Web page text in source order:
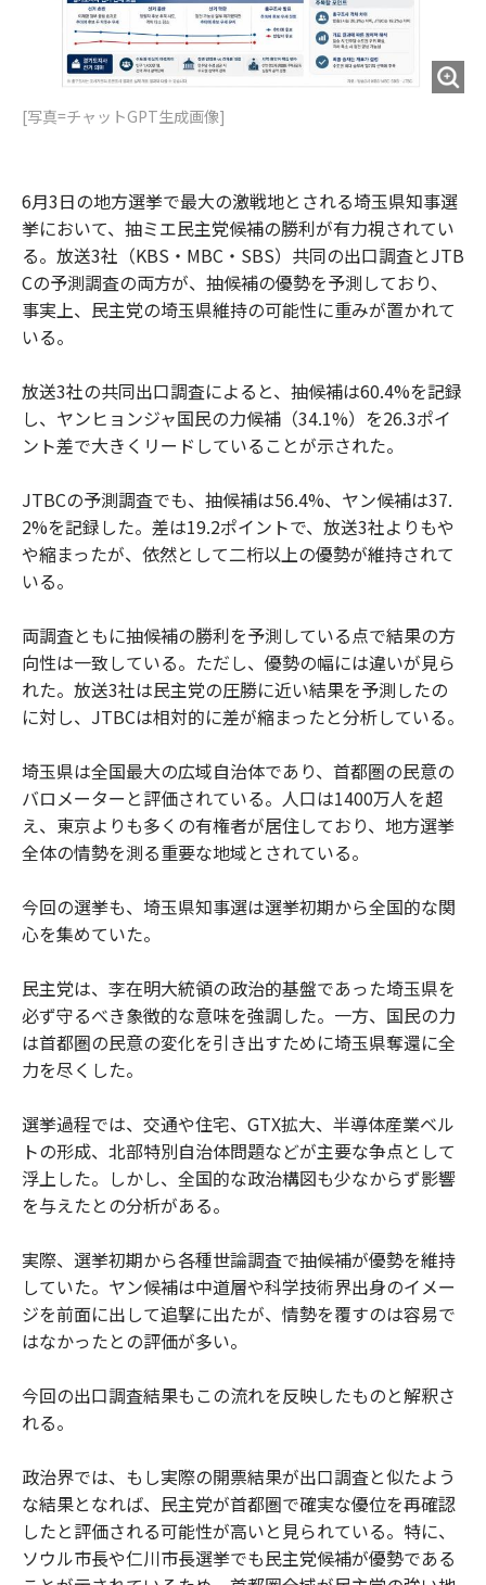
[写真=チャットGPT生成画像]
6月3日の地方選挙で最大の激戦地とされる埼玉県知事選
挙において、抽ミエ民主党候補の勝利が有力視されてい
る。放送3社（KBS・MBC・SBS）共同の出口調査とJTB
Cの予測調査の両方が、抽候補の優勢を予測しており、
事実上、民主党の埼玉県維持の可能性に重みが置かれて
いる。
放送3社の共同出口調査によると、抽候補は60.4%を記録
し、ヤンヒョンジャ国民の力候補（34.1%）を26.3ポイ
ント差で大きくリードしていることが示された。
JTBCの予測調査でも、抽候補は56.4%、ヤン候補は37.
2%を記録した。差は19.2ポイントで、放送3社よりもや
や縮まったが、依然として二桁以上の優勢が維持されて
いる。
両調査ともに抽候補の勝利を予測している点で結果の方
向性は一致している。ただし、優勢の幅には違いが見ら
れた。放送3社は民主党の圧勝に近い結果を予測したの
に対し、JTBCは相対的に差が縮まったと分析している。
埼玉県は全国最大の広域自治体であり、首都圏の民意の
バロメーターと評価されている。人口は1400万人を超
え、東京よりも多くの有権者が居住しており、地方選挙
全体の情勢を測る重要な地域とされている。
今回の選挙も、埼玉県知事選は選挙初期から全国的な関
心を集めていた。
民主党は、李在明大統領の政治的基盤であった埼玉県を
必ず守るべき象徴的な意味を強調した。一方、国民の力
は首都圏の民意の変化を引き出すために埼玉県奪還に全
力を尽くした。
選挙過程では、交通や住宅、GTX拡大、半導体産業ベル
トの形成、北部特別自治体問題などが主要な争点として
浮上した。しかし、全国的な政治構図も少なからず影響
を与えたとの分析がある。
実際、選挙初期から各種世論調査で抽候補が優勢を維持
していた。ヤン候補は中道層や科学技術界出身のイメー
ジを前面に出して追撃に出たが、情勢を覆すのは容易で
はなかったとの評価が多い。
今回の出口調査結果もこの流れを反映したものと解釈さ
れる。
政治界では、もし実際の開票結果が出口調査と似たよう
な結果となれば、民主党が首都圏で確実な優位を再確認
したと評価される可能性が高いと見られている。特に、
ソウル市長や仁川市長選挙でも民主党候補が優勢である